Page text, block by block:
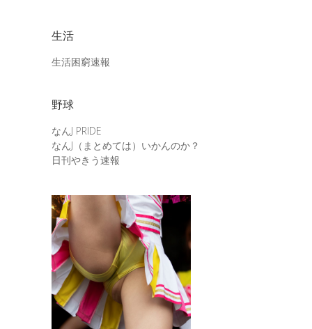
生活
生活困窮速報
野球
なんJ PRIDE
なんJ（まとめては）いかんのか？
日刊やきう速報